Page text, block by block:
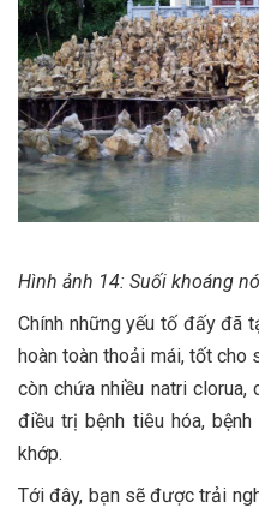
Hình ảnh 14: Suối khoáng
Chính những yếu tố đấy đã
hoàn toàn thoải mái, tốt cho
còn chứa nhiều natri
điều trị bệnh tiêu hóa,
khớp.
Tới đây, bạn sẽ được trải